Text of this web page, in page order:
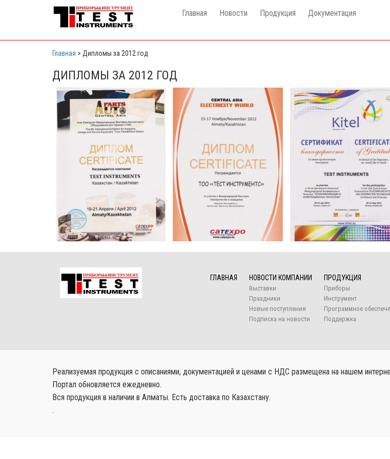
Главная Новости Продукция Документация
Главная > Дипломы за 2012 год
ДИПЛОМЫ ЗА 2012 ГОД
ГЛАВНАЯ НОВОСТИ КОМПАНИИ
Выставки
Праздники
Новые поступления
Подписка на новости
ПРОДУКЦИЯ
Приборы
Инструмент
Программное
Поддержка
Реализуемая продукция с описаниями, документацией и ценами с НДС размещена на нашем
Портал обновляется ежедневно.
Вся продукция в наличии в Алматы. Есть доставка по Казахстану.
.